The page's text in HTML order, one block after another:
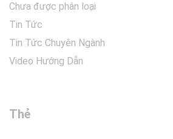
Chưa được phân loại
Tin Tức
Tin Tức Chuyên Ngành
Video Hướng Dẫn
Thẻ